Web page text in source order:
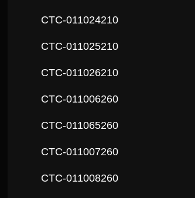
СTC-011024210
СTC-011025210
СTC-011026210
СTC-011006260
СTC-011065260
СTC-011007260
СTC-011008260